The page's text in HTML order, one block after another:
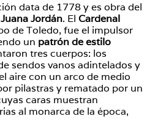
data de 1778 y es obra del
Jordán. El Cardenal
de Toledo, fue el impulsor
un patrón de estilo
tres cuerpos: los
sendos vanos adintelados y
aire con un arco de medio
pilastras y rematado por un
caras muestran
al monarca de la época,